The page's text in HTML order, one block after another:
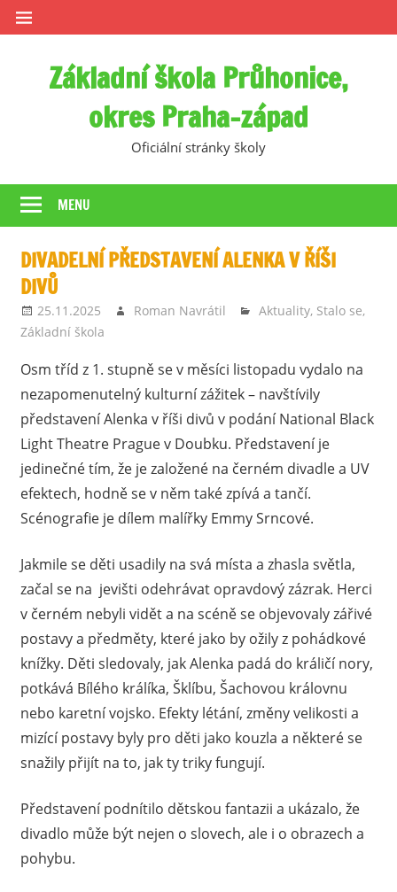
Skip
to
Základní škola Průhonice,
okres Praha-západ
Oficiální stránky školy
MENU
DIVADELNÍ PŘEDSTAVENÍ ALENKA V ŘÍŠI
DIVŮ
25.11.2025 Roman Navrátil Aktuality, Stalo se,
Základní škola
Osm tříd z 1. stupně se v měsíci listopadu vydalo na
nezapomenutelný kulturní zážitek – navštívily
představení Alenka v říši divů v podání National Black
Light Theatre Prague v Doubku. Představení je
jedinečné tím, že je založené na černém divadle a UV
efektech, hodně se v něm také zpívá a tančí.
Scénografie je dílem malířky Emmy Srncové.
Jakmile se děti usadily na svá místa a zhasla světla,
začal se na jevišti odehrávat opravdový zázrak. Herci
v černém nebyli vidět a na scéně se objevovaly zářivé
postavy a předměty, které jako by ožily z pohádkové
knížky. Děti sledovaly, jak Alenka padá do králičí nory,
potkává Bílého králíka, Šklíbu, Šachovou královnu
nebo karetní vojsko. Efekty létání, změny velikosti a
mizící postavy byly pro děti jako kouzla a některé se
snažily přijít na to, jak ty triky fungují.
Představení podnítilo dětskou fantazii a ukázalo, že
divadlo může být nejen o slovech, ale i o obrazech a
pohybu.